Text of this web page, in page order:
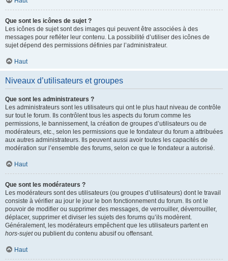
Que sont les icônes de sujet ?
Les icônes de sujet sont des images qui peuvent être associées à des
messages pour refléter leur contenu. La possibilité d’utiliser des icônes de
sujet dépend des permissions définies par l’administrateur.
Haut
Niveaux d’utilisateurs et groupes
Que sont les administrateurs ?
Les administrateurs sont les utilisateurs qui ont le plus haut niveau de contrôle
sur tout le forum. Ils contrôlent tous les aspects du forum comme les
permissions, le bannissement, la création de groupes d’utilisateurs ou de
modérateurs, etc., selon les permissions que le fondateur du forum a attribuées
aux autres administrateurs. Ils peuvent aussi avoir toutes les capacités de
modération sur l’ensemble des forums, selon ce que le fondateur a autorisé.
Haut
Que sont les modérateurs ?
Les modérateurs sont des utilisateurs (ou groupes d’utilisateurs) dont le travail
consiste à vérifier au jour le jour le bon fonctionnement du forum. Ils ont le
pouvoir de modifier ou supprimer des messages, de verrouiller, déverrouiller,
déplacer, supprimer et diviser les sujets des forums qu’ils modèrent.
Généralement, les modérateurs empêchent que les utilisateurs partent en
hors-sujetou publient du contenu abusif ou offensant.
Haut